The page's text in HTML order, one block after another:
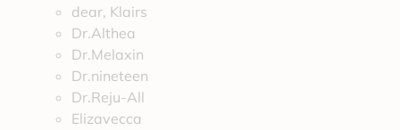
dear, Klairs
Dr.Althea
Dr.Melaxin
Dr.nineteen
Dr.Reju-All
Elizavecca